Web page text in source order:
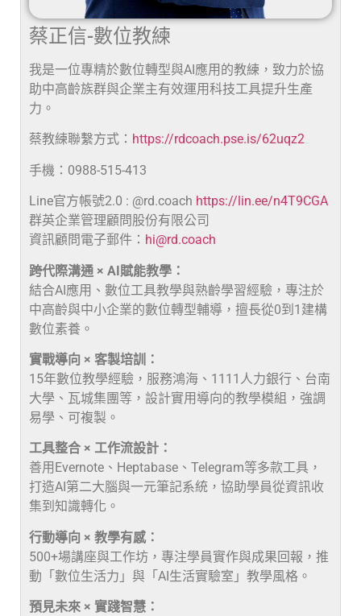
蔡正信-數位教練
我是一位專精於數位轉型與AI應用的教練，致力於協
助中高齡族群與企業主有效運用科技工具提升生產
力。
蔡教練聯繫方式： https://rdcoach.pse.is/62uqz2
手機：0988-515-413
Line官方帳號2.0 : @rd.coach https://lin.ee/n4T9CGA
群英企業管理顧問股份有限公司
資訊顧問電子郵件： hi@rd.coach
跨代際溝通 × AI賦能教學：
結合AI應用、數位工具教學與熟齡學習經驗，專注於
中高齡與中小企業的數位轉型輔導，擅長從0到1建構
數位素養。
實戰導向 × 客製培訓：
15年數位教學經驗，服務鴻海、1111人力銀行、台南
大學、瓦城集團等，設計實用導向的教學模組，強調
易學、可複製。
工具整合 × 工作流設計：
善用Evernote、Heptabase、Telegram等多款工具，
打造AI第二大腦與一元筆記系統，協助學員從資訊收
集到知識轉化。
行動導向 × 教學有感：
500+場講座與工作坊，專注學員實作與成果回報，推
動「數位生活力」與「AI生活實驗室」教學風格。
預見未來 × 實踐智慧：